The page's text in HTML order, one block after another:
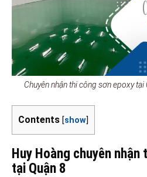
Chuyên nhận thi công sơn epoxy tại
Contents [show]
Huy Hoàng chuyên
tại Quận 8